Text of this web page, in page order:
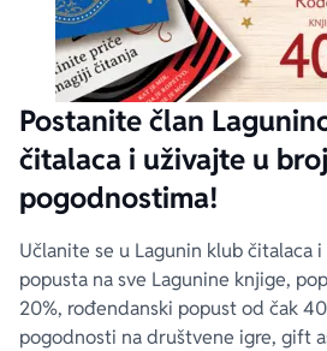
Postanite član
čitalaca i uživajte u
pogodnostima!
Učlanite se u Lagunin klub čitalaca
popusta na sve Lagunine knjige,
20%, rođendanski popust od čak
pogodnosti na društvene igre, gift